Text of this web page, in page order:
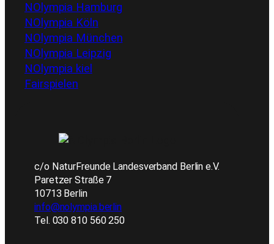
NOlympia Hamburg
NOlympia Köln
NOlympia München
NOlympia Leipzig
NOlympia kiel
Fairspielen
c/o NaturFreunde Landesverband Berlin e.V.
Paretzer Straße 7
10713 Berlin
info@nolympia.berlin
Tel. 030 810 560 250